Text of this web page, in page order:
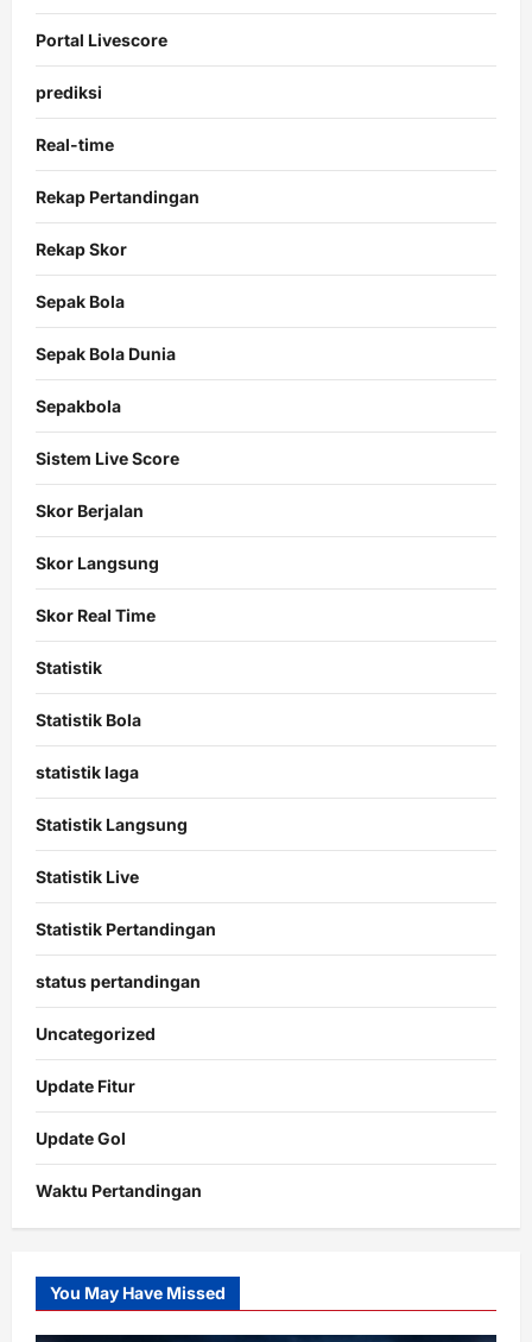
Portal Livescore
prediksi
Real-time
Rekap Pertandingan
Rekap Skor
Sepak Bola
Sepak Bola Dunia
Sepakbola
Sistem Live Score
Skor Berjalan
Skor Langsung
Skor Real Time
Statistik
Statistik Bola
statistik laga
Statistik Langsung
Statistik Live
Statistik Pertandingan
status pertandingan
Uncategorized
Update Fitur
Update Gol
Waktu Pertandingan
Slot
Gacor
You May Have Missed